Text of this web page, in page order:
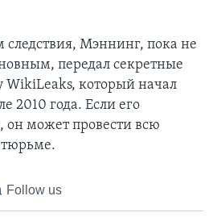
следствия, Мэннинг, пока не
передал секретные
WikiLeaks, который начал
2010 года. Если его
может провести всю
Follow us